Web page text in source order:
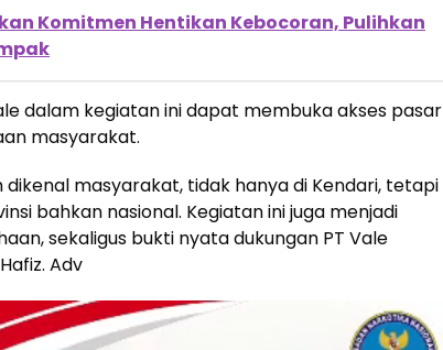
Komitmen Hentikan Kebocoran, Pulihkan
dalam kegiatan ini dapat membuka akses pasar
masyarakat.
dikenal masyarakat, tidak hanya di Kendari, tetapi
bahkan nasional. Kegiatan ini juga menjadi
sekaligus bukti nyata dukungan PT Vale
Adv